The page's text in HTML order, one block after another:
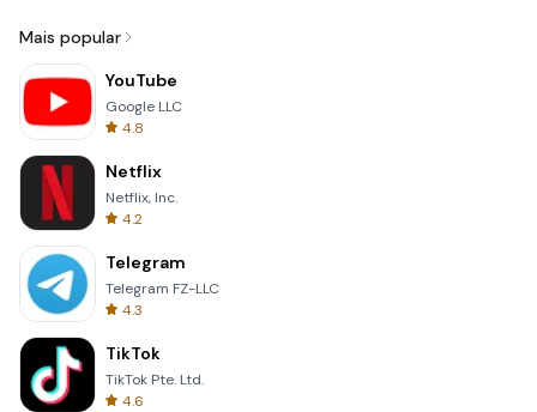
Mais popular
YouTube
Google LLC
4.8
Netflix
Netflix, Inc.
4.2
Telegram
Telegram FZ-LLC
4.3
TikTok
TikTok Pte. Ltd.
4.6